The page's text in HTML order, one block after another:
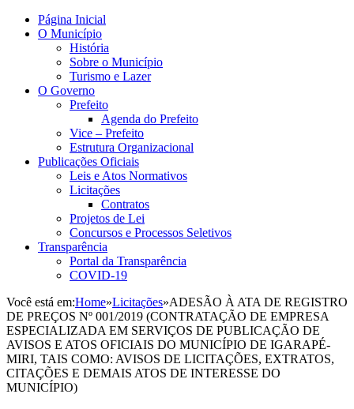
Página Inicial
O Município
História
Sobre o Município
Turismo e Lazer
O Governo
Prefeito
Agenda do Prefeito
Vice – Prefeito
Estrutura Organizacional
Publicações Oficiais
Leis e Atos Normativos
Licitações
Contratos
Projetos de Lei
Concursos e Processos Seletivos
Transparência
Portal da Transparência
COVID-19
Você está em:Home»Licitações»ADESÃO À ATA DE REGISTRO
DE PREÇOS Nº 001/2019 (CONTRATAÇÃO DE EMPRESA
ESPECIALIZADA EM SERVIÇOS DE PUBLICAÇÃO DE
AVISOS E ATOS OFICIAIS DO MUNICÍPIO DE IGARAPÉ-
MIRI, TAIS COMO: AVISOS DE LICITAÇÕES, EXTRATOS,
CITAÇÕES E DEMAIS ATOS DE INTERESSE DO
MUNICÍPIO)